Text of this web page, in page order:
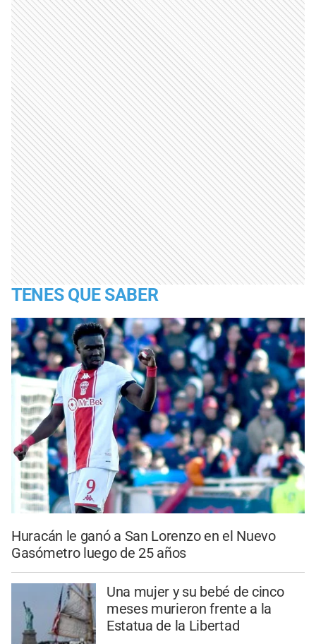
TENES QUE SABER
Huracán le ganó a San Lorenzo en el Nuevo
Gasómetro luego de 25 años
Una mujer y su bebé de cinco
meses murieron frente a la
Estatua de la Libertad